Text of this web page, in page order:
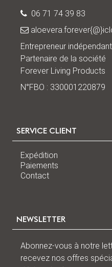
SERVICE CLIENT
Expédition
Paiements
Contact
06 71 74 39 83
Entrepreneur indépendant
Partenaire de la société
Forever Living Products
N°FBO : 330001220879
NEWSLETTER
Abonnez-vous à notre
recevez nos offres